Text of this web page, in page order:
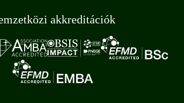
akkreditációk